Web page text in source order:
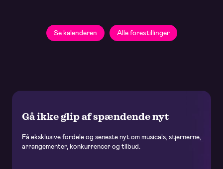
Se kalenderen Alle forestillinger
Gå ikke glip af spændende nyt
Få eksklusive fordele og seneste nyt om musicals, stjernerne,
arrangementer, konkurrencer og tilbud.